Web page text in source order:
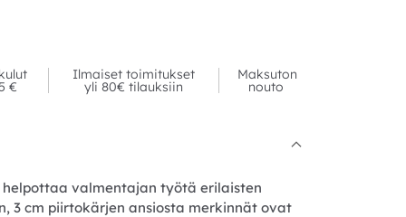
€
Ilmaiset toimitukset
yli 80€ tilauksiin
Maksuton
nouto
helpottaa valmentajan työtä erilaisten
3 cm piirtokärjen ansiosta merkinnät ovat